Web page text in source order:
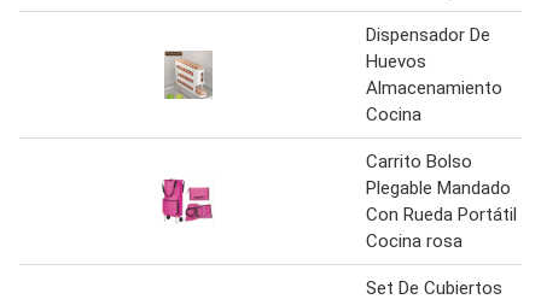
Dispensador De
Huevos
Almacenamiento
Cocina
Carrito Bolso
Plegable Mandado
Con Rueda Portátil
Cocina rosa
Set De Cubiertos